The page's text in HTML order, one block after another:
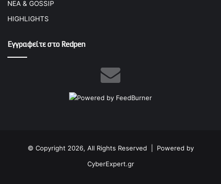
ΝΕΑ & GOSSIP
HIGHLIGHTS
Εγγραφείτε στο Redpen
© Copyright 2026, All Rights Reserved | Powered by
CyberExpert.gr